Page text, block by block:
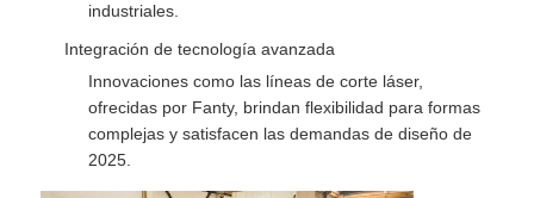
industriales.
Integración de tecnología avanzada
Innovaciones como las líneas de corte láser,
ofrecidas por Fanty, brindan flexibilidad para formas
complejas y satisfacen las demandas de diseño de
2025.